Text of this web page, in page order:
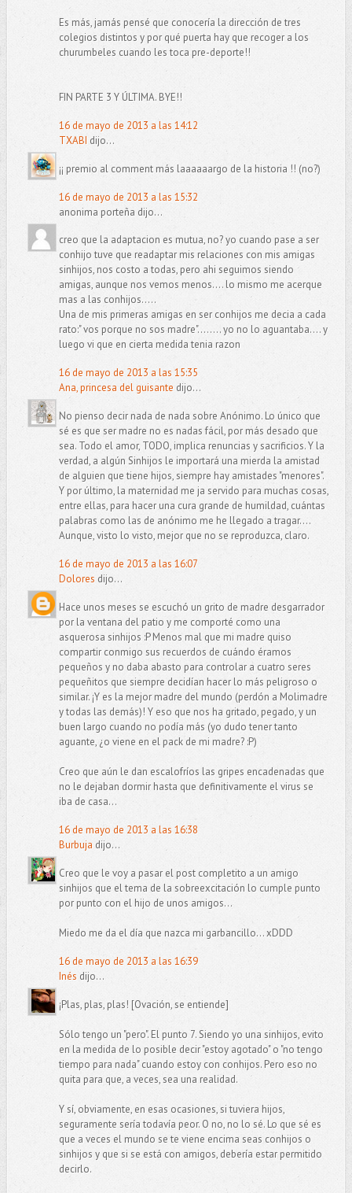
Es más, jamás pensé que conocería la dirección de tres
colegios distintos y por qué puerta hay que recoger a los
churumbeles cuando les toca pre-deporte!!
FIN PARTE 3 Y ÚLTIMA. BYE!!
16 de mayo de 2013 a las 14:12
TXABI dijo...
¡¡ premio al comment más laaaaaargo de la historia !! (no?)
16 de mayo de 2013 a las 15:32
anonima porteña dijo...
creo que la adaptacion es mutua, no? yo cuando pase a ser
conhijo tuve que readaptar mis relaciones con mis amigas
sinhijos, nos costo a todas, pero ahi seguimos siendo
amigas, aunque nos vemos menos.... lo mismo me acerque
mas a las conhijos.....
Una de mis primeras amigas en ser conhijos me decia a cada
rato:" vos porque no sos madre"........ yo no lo aguantaba.... y
luego vi que en cierta medida tenia razon
16 de mayo de 2013 a las 15:35
Ana, princesa del guisante dijo...
No pienso decir nada de nada sobre Anónimo. Lo único que
sé es que ser madre no es nadas fácil, por más desado que
sea. Todo el amor, TODO, implica renuncias y sacrificios. Y la
verdad, a algún Sinhijos le importará una mierda la amistad
de alguien que tiene hijos, siempre hay amistades "menores".
Y por último, la maternidad me ja servido para muchas cosas,
entre ellas, para hacer una cura grande de humildad, cuántas
palabras como las de anónimo me he llegado a tragar....
Aunque, visto lo visto, mejor que no se reproduzca, claro.
16 de mayo de 2013 a las 16:07
Dolores dijo...
Hace unos meses se escuchó un grito de madre desgarrador
por la ventana del patio y me comporté como una
asquerosa sinhijos :P Menos mal que mi madre quiso
compartir conmigo sus recuerdos de cuándo éramos
pequeños y no daba abasto para controlar a cuatro seres
pequeñitos que siempre decidían hacer lo más peligroso o
similar. ¡Y es la mejor madre del mundo (perdón a Molimadre
y todas las demás)! Y eso que nos ha gritado, pegado, y un
buen largo cuando no podía más (yo dudo tener tanto
aguante, ¿o viene en el pack de mi madre? :P)
Creo que aún le dan escalofríos las gripes encadenadas que
no le dejaban dormir hasta que definitivamente el virus se
iba de casa...
16 de mayo de 2013 a las 16:38
Burbuja dijo...
Creo que le voy a pasar el post completito a un amigo
sinhijos que el tema de la sobreexcitación lo cumple punto
por punto con el hijo de unos amigos...
Miedo me da el día que nazca mi garbancillo... xDDD
16 de mayo de 2013 a las 16:39
Inés dijo...
¡Plas, plas, plas! [Ovación, se entiende]
Sólo tengo un "pero". El punto 7. Siendo yo una sinhijos, evito
en la medida de lo posible decir "estoy agotado" o "no tengo
tiempo para nada" cuando estoy con conhijos. Pero eso no
quita para que, a veces, sea una realidad.
Y sí, obviamente, en esas ocasiones, si tuviera hijos,
seguramente sería todavía peor. O no, no lo sé. Lo que sé es
que a veces el mundo se te viene encima seas conhijos o
sinhijos y que si se está con amigos, debería estar permitido
decirlo.